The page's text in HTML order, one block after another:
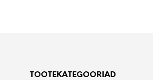
TOOTEKATEGOORIAD